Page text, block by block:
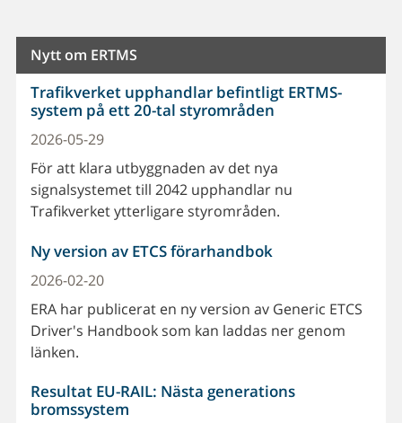
Nytt om ERTMS
Trafikverket upphandlar befintligt ERTMS-
system på ett 20-tal styrområden
2026-05-29
För att klara utbyggnaden av det nya
signalsystemet till 2042 upphandlar nu
Trafikverket ytterligare styrområden.
Ny version av ETCS förarhandbok
2026-02-20
ERA har publicerat en ny version av Generic ETCS
Driver's Handbook som kan laddas ner genom
länken.
Resultat EU-RAIL: Nästa generations
bromssystem